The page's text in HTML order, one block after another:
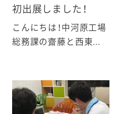
初出展しました！
こんにちは！中河原工場
総務課の齋藤と西東...